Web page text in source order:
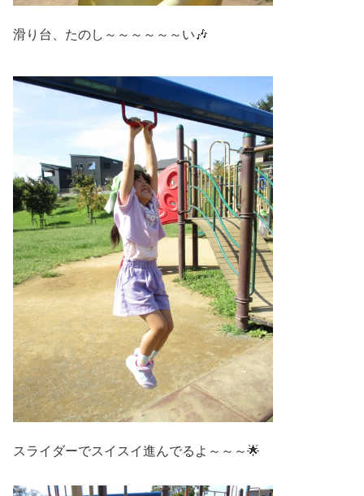
滑り台、たのし～～～～～～い🎶
スライダーでスイスイ進んでるよ～～～🌟